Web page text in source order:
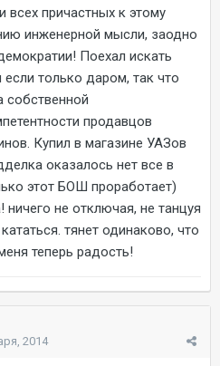
причастных к этому
инженерной мысли, заодно
Поехал искать
только даром, так что
собственной
продавцов
Купил в магазине УАЗов
оказалось нет все в
этот БОШ проработает)
не отключая, не танцуя
тянет одинаково, что
теперь радость!
2014